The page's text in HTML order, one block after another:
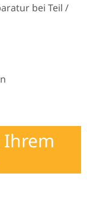
bei Teil /
Ihrem